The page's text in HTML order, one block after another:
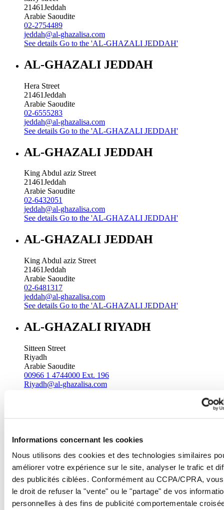
Informations concernant les cookies
Nous utilisons des cookies et des technologies similaires
améliorer votre expérience sur le site, analyser le trafic et
des publicités ciblées. Conformément au CCPA/CPRA,
le droit de refuser la "vente" ou le "partage" de vos
personnelles à des fins de publicité comportementale
21461Jeddah
Arabie Saoudite
02-2754489
jeddah@al-ghazalisa.com
See details Go to the 'AL-GHAZALI JEDDAH'
AL-GHAZALI JEDDAH
Hera Street
21461Jeddah
Arabie Saoudite
02-6555283
jeddah@al-ghazalisa.com
See details Go to the 'AL-GHAZALI JEDDAH'
AL-GHAZALI JEDDAH
King Abdul aziz Street
21461Jeddah
Arabie Saoudite
02-6432051
jeddah@al-ghazalisa.com
See details Go to the 'AL-GHAZALI JEDDAH'
AL-GHAZALI JEDDAH
King Abdul aziz Street
21461Jeddah
Arabie Saoudite
02-6481317
jeddah@al-ghazalisa.com
See details Go to the 'AL-GHAZALI JEDDAH'
AL-GHAZALI RIYADH
Sitteen Street
Riyadh
Arabie Saoudite
00966 1 4744000 Ext. 196
Riyadh@al-ghazalisa.com
Batha
Riyadh
Arabie Saoudite
00966 1 4032968
Riyadh@al-ghazalisa.com
See details Go to the 'AL-GHAZALI RIYADH'
AL-GHAZALI RIYADH